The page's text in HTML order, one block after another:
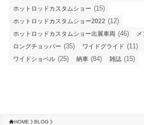
ホットロッドカスタムショー (15)
ホットロッドカスタムショー2022 (12)
ホットロッドカスタムショー出展車両 (46)
ロングチョッパー (35) ワイドグライド (11)
ワイドショベル (25) 納車 (84) 雑誌 (15)
HOME BLOG